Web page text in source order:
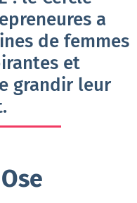
a
de femmes
et
grandir leur